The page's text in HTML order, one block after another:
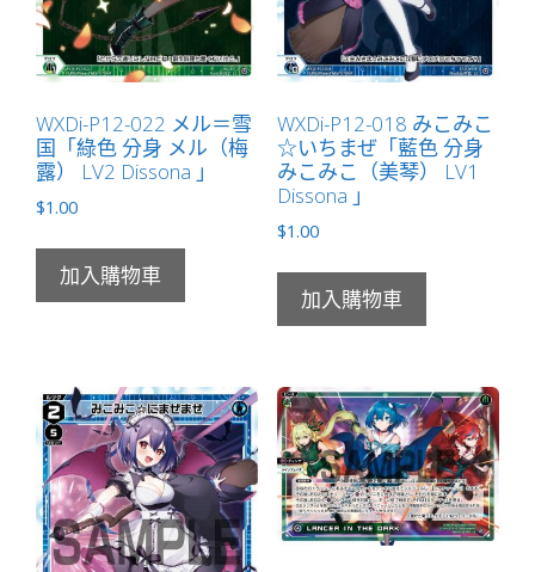
WXDi-P12-022 メル＝雪
国「綠色 分身 メル（梅
露） LV2 Dissona 」
$1.00
加入購物車
WXDi-P12-018 みこみこ
☆いちまぜ「藍色 分身
みこみこ（美琴） LV1
Dissona 」
$1.00
加入購物車